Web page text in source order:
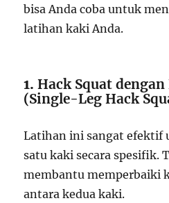
bisa Anda coba untuk
latihan kaki Anda.
1.Hack Squat
(Single-Leg Hack
Latihan ini sangat efektif
satu kaki secara spesifik.
membantu memperbaiki
antara kedua kaki.